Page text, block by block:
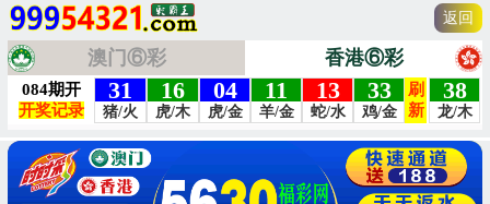
返回
澳门⑥彩 香港⑥彩